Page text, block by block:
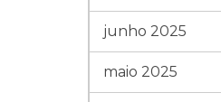
junho 2025
maio 2025